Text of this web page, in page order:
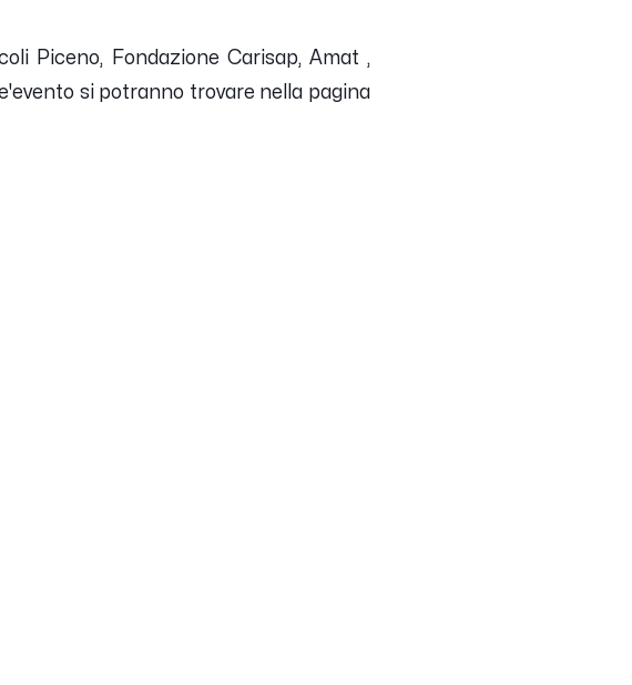
Piceno, Fondazione Carisap, Amat ,
si potranno trovare nella pagina